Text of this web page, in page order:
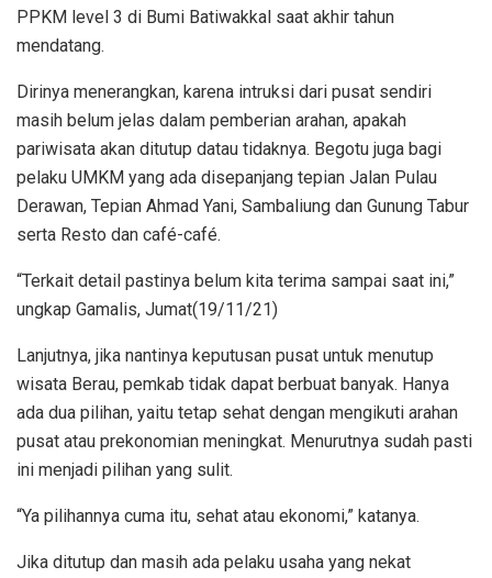
PPKM level 3 di Bumi Batiwakkal saat akhir tahun
mendatang.
Dirinya menerangkan, karena intruksi dari pusat sendiri
masih belum jelas dalam pemberian arahan, apakah
pariwisata akan ditutup datau tidaknya. Begotu juga bagi
pelaku UMKM yang ada disepanjang tepian Jalan Pulau
Derawan, Tepian Ahmad Yani, Sambaliung dan Gunung Tabur
serta Resto dan café-café.
“Terkait detail pastinya belum kita terima sampai saat ini,”
ungkap Gamalis, Jumat(19/11/21)
Lanjutnya, jika nantinya keputusan pusat untuk menutup
wisata Berau, pemkab tidak dapat berbuat banyak. Hanya
ada dua pilihan, yaitu tetap sehat dengan mengikuti arahan
pusat atau prekonomian meningkat. Menurutnya sudah pasti
ini menjadi pilihan yang sulit.
“Ya pilihannya cuma itu, sehat atau ekonomi,” katanya.
Jika ditutup dan masih ada pelaku usaha yang nekat